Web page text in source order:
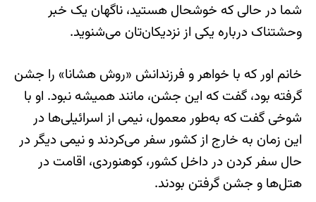
شما در حالی که خوشحال هستید، ناگهان یک خبر
وحشتناک درباره یکی از نزدیکان‌تان می‌شنوید.
خانم اور که با خواهر و فرزندانش «روش هشانا» را جشن
گرفته بود، گفت که این جشن، مانند همیشه نبود. او با
شوخی گفت که به‌طور معمول، نیمی از اسرائیلی‌ها در
این زمان به خارج از کشور سفر می‌کردند و نیمی دیگر در
حال سفر کردن در داخل کشور، کوهنوردی، اقامت در
هتل‌ها و جشن گرفتن بودند.